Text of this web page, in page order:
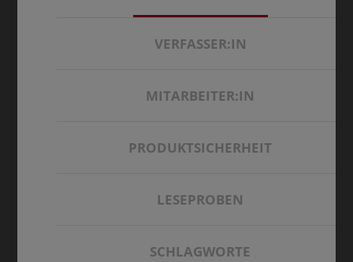
VERFASSER:IN
MITARBEITER:IN
PRODUKTSICHERHEIT
LESEPROBEN
SCHLAGWORTE